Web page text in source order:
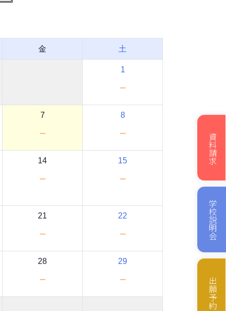
資料請求
学校説明会
出願予約
金 土
1
－
7
－
8
－
14
－
15
－
21
－
22
－
28
－
29
－